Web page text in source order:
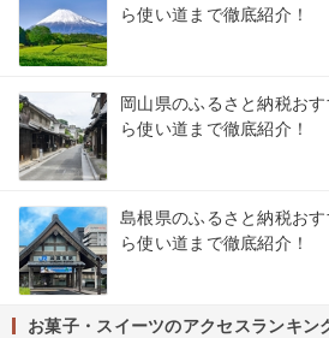
ら使い道まで徹底紹介！
岡山県のふるさと納税お
ら使い道まで徹底紹介！
島根県のふるさと納税お
ら使い道まで徹底紹介！
お菓子・スイーツのアクセスランキン